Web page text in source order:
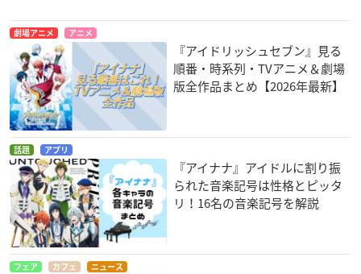
劇場アニメ アニメ
『アイドリッシュセブン』見る
順番・時系列・TVアニメ＆劇場
版全作品まとめ【2026年最新】
話題 アプリ
『アイナナ』アイドルに割り振
られた音楽記号は性格とピッタ
リ！16名の音楽記号を解説
フェア カフェ ニュース